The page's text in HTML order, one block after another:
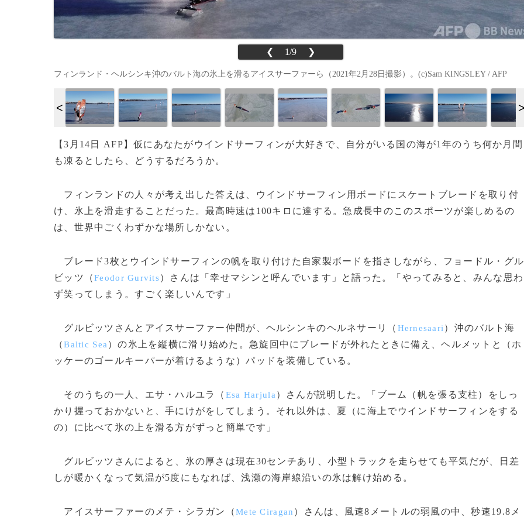
❮ 1/9 ❯
フィンランド・ヘルシンキ沖のバルト海の氷上を滑るアイスサーファーら（2021年2月28日撮影）。(c)Sam KINGSLEY / AFP
【3月14日 AFP】仮にあなたがウインドサーフィンが大好きで、自分がいる国の海が1年のうち何か月間
も凍るとしたら、どうするだろうか。
フィンランドの人々が考え出した答えは、ウインドサーフィン用ボードにスケートブレードを取り付
け、氷上を滑走することだった。最高時速は100キロに達する。急成長中のこのスポーツが楽しめるの
は、世界中ごくわずかな場所しかない。
ブレード3枚とウインドサーフィンの帆を取り付けた自家製ボードを指さしながら、フョードル・グル
ビッツ（Feodor Gurvits）さんは「幸せマシンと呼んでいます」と語った。「やってみると、みんな思わ
ず笑ってしまう。すごく楽しいんです」
グルビッツさんとアイスサーファー仲間が、ヘルシンキのヘルネサーリ（ Hernesaari ）沖のバルト海
（Baltic Sea ）の氷上を縦横に滑り始めた。急旋回中にブレードが外れたときに備え、ヘルメットと（ホ
ッケーのゴールキーパーが着けるような）パッドを装備している。
そのうちの一人、エサ・ハルユラ（ Esa Harjula ）さんが説明した。「ブーム（帆を張る支柱）をしっ
かり握っておかないと、手にけがをしてしまう。それ以外は、夏（に海上でウインドサーフィンをする
の）に比べて氷の上を滑る方がずっと簡単です」
グルビッツさんによると、氷の厚さは現在30センチあり、小型トラックを走らせても平気だが、日差
しが暖かくなって気温が5度にもなれば、浅瀬の海岸線沿いの氷は解け始める。
アイスサーファーのメテ・シラガン（Mete Ciragan ）さんは、風速8メートルの弱風の中、秒速19.8メ